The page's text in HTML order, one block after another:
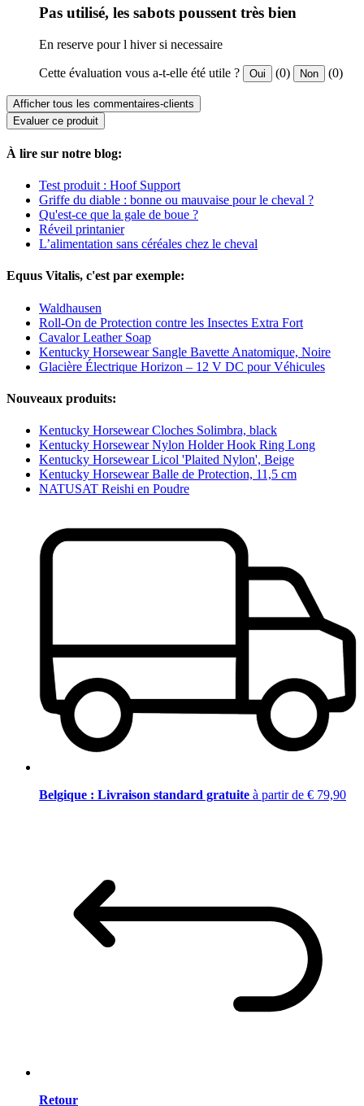
Pas utilisé, les sabots poussent très bien
En reserve pour l hiver si necessaire
Cette évaluation vous a-t-elle été utile ? Oui (0) Non (0)
Afficher tous les commentaires-clients
Evaluer ce produit
À lire sur notre blog:
Test produit : Hoof Support
Griffe du diable : bonne ou mauvaise pour le cheval ?
Qu'est-ce que la gale de boue ?
Réveil printanier
L’alimentation sans céréales chez le cheval
Equus Vitalis, c'est par exemple:
Waldhausen
Roll-On de Protection contre les Insectes Extra Fort
Cavalor Leather Soap
Kentucky Horsewear Sangle Bavette Anatomique, Noire
Glacière Électrique Horizon – 12 V DC pour Véhicules
Nouveaux produits:
Kentucky Horsewear Cloches Solimbra, black
Kentucky Horsewear Nylon Holder Hook Ring Long
Kentucky Horsewear Licol 'Plaited Nylon', Beige
Kentucky Horsewear Balle de Protection, 11,5 cm
NATUSAT Reishi en Poudre
Belgique : Livraison standard gratuite à partir de € 79,90
Retour